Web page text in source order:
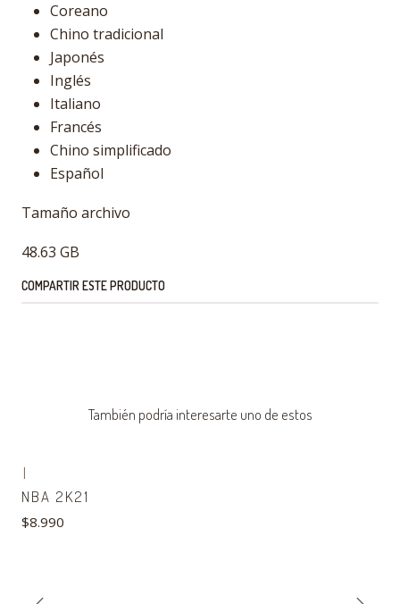
Coreano
Chino tradicional
Japonés
Inglés
Italiano
Francés
Chino simplificado
Español
Tamaño archivo
48.63 GB
COMPARTIR ESTE PRODUCTO
También podría interesarte uno de estos
|
NBA 2K21
$8.990